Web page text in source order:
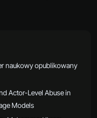
naukowy opublikowany
Actor-Level Abuse in
Models